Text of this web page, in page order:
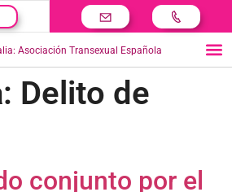
Asociación Transexual Española
Delito de
conjunto por el